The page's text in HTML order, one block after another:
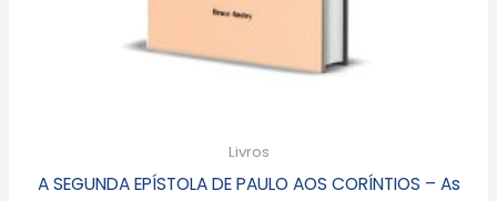
Livros
A SEGUNDA EPÍSTOLA DE PAULO AOS CORÍNTIOS – As